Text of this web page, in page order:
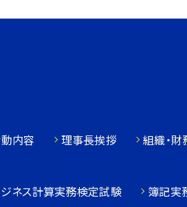
内容 理事長挨拶 組織・
ネス計算実務検定試験 簿記実